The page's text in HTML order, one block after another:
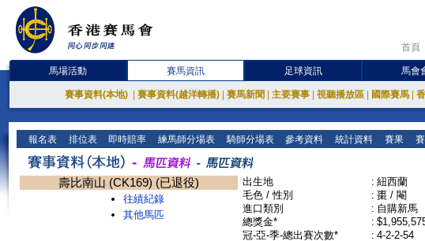
首頁
馬場活動 賽馬資訊 足球資訊 馬會
賽事資料(本地) 賽事資料(越洋轉播) 賽馬新聞 主要賽事 視聽播放區 國際賽馬
報名表 排位表 即時賠率 練馬師分場表 騎師分場表 參考資料 統計資料 賽果
壽比南山 (CK169) (已退役)
往績紀錄
其他馬匹
出生地 : 紐西蘭
毛色 / 性別
: 棗 / 閹
進口類別
: 自購新馬
總獎金*
:
冠-亞-季-總出賽次數*
: 4-2-2-54